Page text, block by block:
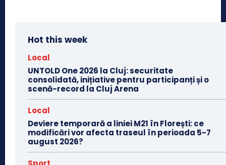
Hot this week
Local
UNTOLD One 2026 la Cluj: securitate
consolidată, inițiative pentru participanți și o
scenă-record la Cluj Arena
Local
Deviere temporară a liniei M21 în Florești: ce
modificări vor afecta traseul în perioada 5-7
august 2026?